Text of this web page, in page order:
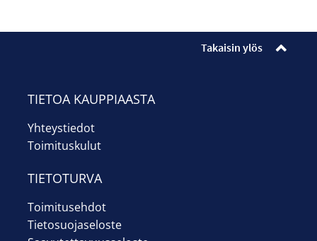
Takaisin ylös
TIETOA KAUPPIAASTA
Yhteystiedot
Toimituskulut
TIETOTURVA
Toimitusehdot
Tietosuojaseloste